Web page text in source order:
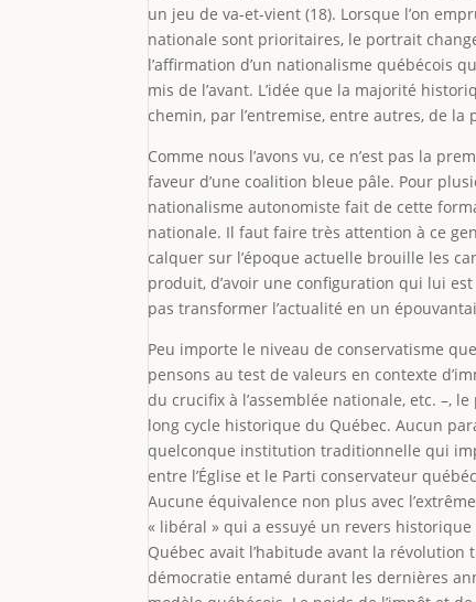
un jeu de va-et-vient (18). Lorsque l’on
nationale sont prioritaires, le portrait
l’affirmation d’un nationalisme québécois
mis de l’avant. L’idée que la majorité
chemin, par l’entremise, entre autres, de
Comme nous l’avons vu, ce n’est pas la
faveur d’une coalition bleue pâle. Pour
nationalisme autonomiste fait de cette
nationale. Il faut faire très attention à ce
calquer sur l’époque actuelle brouille les
produit, d’avoir une configuration qui lui
pas transformer l’actualité en un
Peu importe le niveau de conservatisme
pensons au test de valeurs en contexte
du crucifix à l’assemblée nationale, etc. –,
long cycle historique du Québec. Aucun
quelconque institution traditionnelle qui
entre l’Église et le Parti conservateur
Aucune équivalence non plus avec
« libéral » qui a essuyé un revers
Québec avait l’habitude avant la
démocratie entamé durant les dernières